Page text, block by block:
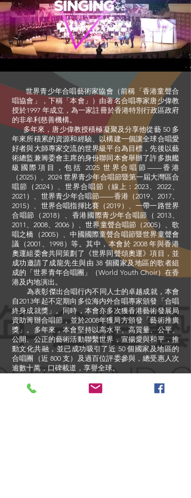
世界青少年合唱藝術家協會（前稱「香港童聲合
唱協會」，下稱「本會」）由著名合唱專家唐少偉教
授於1997 年成立，為一家註冊於香港特別行政區政府
的非牟利慈善機構。
多年來，唐少偉教授積極凝聚及分享他從藝 50 多
年來所積累的資源和經驗、以構建一個讓全球合唱愛
好者與大師專家交流的世界級平台為目標，先後以藝
術總監兼籌委會主席的身份聯同本會舉辦了許多旗艦
級國際項目，包括 2025 世界合唱節——香港
（2025）、2024 世界青少年合唱節暨第一屆大灣區合
唱節（2024）、世界合唱節（線上：2023、2022、
2021）、世界青少年合唱節——香港（2019、2017、
2015）、世界合唱指揮比賽（2019）、一帶一路世界
合唱節（2018）、香港國際青少年合唱節（ 2013、
2011、2008、2006 ）、世界童聲合唱節（2005）、歌
唱之橋（2005）、中國國際童聲合唱節暨世界童聲會
議（2001、1998）等。其中，本會於 2008 年與香港
奧運組委會共同策劃了《世界同聲頌奧運》項目，並
成功邀請了成龍先生與由 38 個國家及地區的歌者組
成的「世界青年合唱團」（World Youth Choir）在香
港及内地演出。
為表彰傑出合唱行内不同人士的卓越成就，本會
自2013年起不定期向多位海内外合唱專家頒發「合唱
終身成就獎」。同時，本會亦多次獲香港藝術發展局
資助籌辦合唱節，並於2008年獲局方頒發「藝術推廣
獎」。多年來，本會堅持以高水平、高質量、公平、
公開、公正的藝術活動聯繫世界，宣揚愛與和平，推
動文化共融，並已成功吸引了近 50 個國家及地區的
合唱團（近 800 支）及過百位評委參與，總受惠人次
逾數十萬，口碑載道，享譽全球。
願景和目標